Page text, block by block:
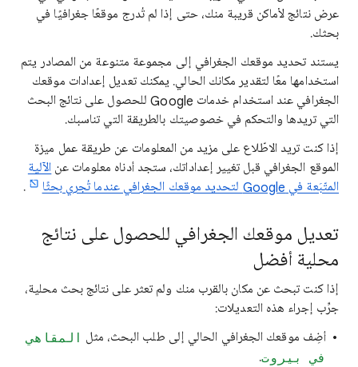
عرضنتائج لأماكن قريبة منك، حتى إذا لم تُدرج موقعًا جغرافيًا في
بحثك.
يستند تحديد موقعك الجغرافي إلى مجموعة متنوعة من المصادر يتم
استخدامها معًا لتقدير مكانك الحالي. يمكنك تعديل إعدادات موقعك
الجغرافي عند استخدام خدمات Google للحصول على نتائج البحث
التي تريدها والتحكم في خصوصيتك بالطريقة التي تناسبك.
إذا كنت تريد الاطّلاع على مزيد من المعلومات عن طريقة عمل ميزة
الموقع الجغرافي قبل تغيير إعداداتك، ستجد أدناه معلومات عن الآلية
المتّبَعة في Google لتحديد موقعك الجغرافي عندما تُجري بحثًا
.
تعديل موقعك الجغرافي للحصول على نتائج
محلية أفضل
إذا كنت تبحث عن مكان بالقرب منك ولم تعثر على نتائج بحث محلية،
جرِّب إجراء هذه التعديلات:
أضِف موقعك الجغرافي الحالي إلى طلب البحث، مثل المقاهي
في بيروت.